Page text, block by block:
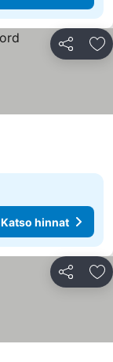
Jaa
Katso hinnat
Jaa